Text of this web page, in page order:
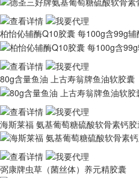
柏怡伈辅酶Q10胶囊 每100g含99g辅
80g含量鱼油 上古寿翁牌鱼油软胶囊
海斯莱福 氨基葡萄糖硫酸软骨素钙
弼康牌虫草（菌丝体）养元精胶囊